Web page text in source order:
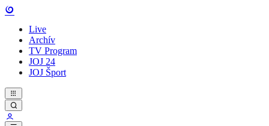
Live
Archív
TV Program
JOJ 24
JOJ Šport